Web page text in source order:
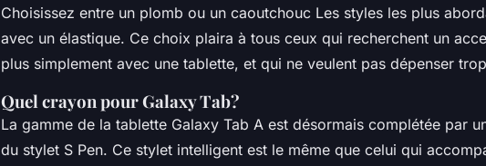
Choisissez entre un plomb ou un caoutchouc Les styles les plus
avec un élastique. Ce choix plaira à tous ceux qui recherchent un
plus simplement avec une tablette, et qui ne veulent pas dépenser
Quel crayon pour Galaxy Tab?
La gamme de la tablette Galaxy Tab A est désormais complétée par
du stylet S Pen. Ce stylet intelligent est le même que celui qui